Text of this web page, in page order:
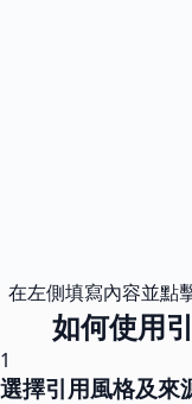
在左側填寫內容並點
如何使用
1
選擇引用風格及來